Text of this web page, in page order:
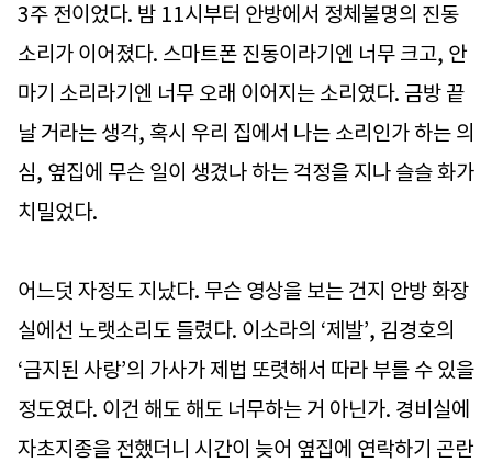
3주 전이었다. 밤 11시부터 안방에서 정체불명의 진동
소리가 이어졌다. 스마트폰 진동이라기엔 너무 크고, 안
마기 소리라기엔 너무 오래 이어지는 소리였다. 금방 끝
날 거라는 생각, 혹시 우리 집에서 나는 소리인가 하는 의
심, 옆집에 무슨 일이 생겼나 하는 걱정을 지나 슬슬 화가
치밀었다.
어느덧 자정도 지났다. 무슨 영상을 보는 건지 안방 화장
실에선 노랫소리도 들렸다. 이소라의 ‘제발’, 김경호의
‘금지된 사랑’의 가사가 제법 또렷해서 따라 부를 수 있을
정도였다. 이건 해도 해도 너무하는 거 아닌가. 경비실에
자초지종을 전했더니 시간이 늦어 옆집에 연락하기 곤란